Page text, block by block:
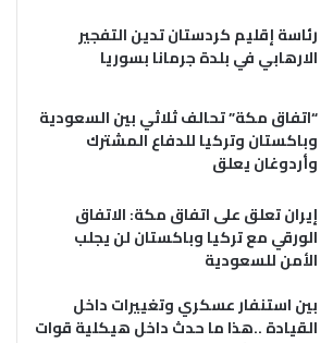
رئاسة إقليم كردستان تدين التفجير
الارهابي في بلدة جرمانا بسوريا
“اتفاق مكة” تحالف ثلاثي بين السعودية
وباكستان وتركيا للدفاع المشترك
وأردوغان يعلق
إيران تعلق على اتفاق مكة: الاتفاق
الورقي مع تركيا وباكستان لن يجلب
الأمن للسعودية
بين استنفار عسكري وتغييرات داخل
القيادة ..هذا ما حدث داخل هيكلية قوات